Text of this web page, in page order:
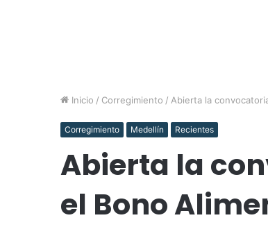
Inicio / Corregimiento / Abierta la
Corregimiento Medellín Recientes
Abierta la
el Bono